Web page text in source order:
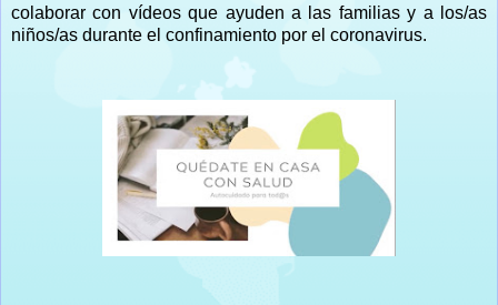
colaborar con vídeos que ayuden a las familias y a los/as
niños/as durante el confinamiento por el coronavirus.